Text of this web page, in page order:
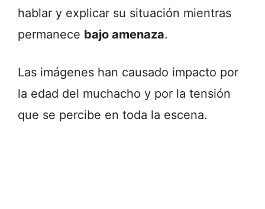
hablar y explicar su situación mientras
permanece bajo amenaza.
Las imágenes han causado impacto por
la edad del muchacho y por la tensión
que se percibe en toda la escena.